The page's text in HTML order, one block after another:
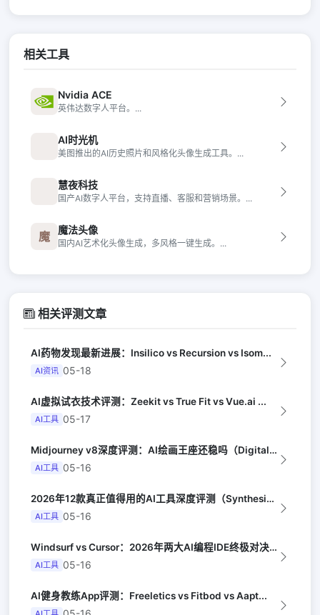
相关工具
Nvidia ACE
英伟达数字人平台。...
AI时光机
美图推出的AI历史照片和风格化头像生成工具。...
慧夜科技
国产AI数字人平台，支持直播、客服和营销场景。...
魔 魔法头像
国内AI艺术化头像生成，多风格一键生成。...
相关评测文章
AI药物发现最新进展：Insilico vs Recursion vs Isom...
AI资讯 05-18
AI虚拟试衣技术评测：Zeekit vs True Fit vs Vue.ai ...
AI工具 05-17
Midjourney v8深度评测：AI绘画王座还稳吗（Digital Arts...
AI工具 05-16
2026年12款真正值得用的AI工具深度评测（Synthesia评选）
AI工具 05-16
Windsurf vs Cursor：2026年两大AI编程IDE终极对决实测（...
AI工具 05-16
AI健身教练App评测：Freeletics vs Fitbod vs Aapt...